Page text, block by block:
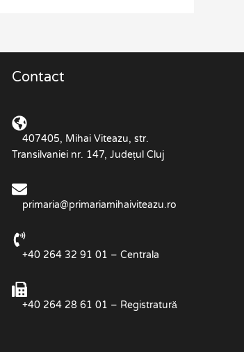
Contact
407405, Mihai Viteazu, str.
Transilvaniei nr. 147, Județul Cluj
primaria@primariamihaiviteazu.ro
+40 264 32 91 01 – Centrala
+40 264 28 61 01 – Registratură